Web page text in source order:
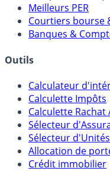
Meilleurs PER
Courtiers bourse
Banques &
Outils
Calculateur
Calculette Impôts
Calculette Rachat
Sélecteur
Sélecteur
Allocation de
Crédit immobilier